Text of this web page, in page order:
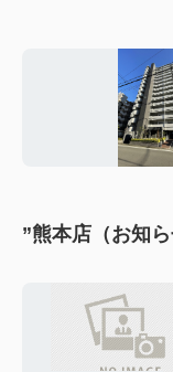
”熊本店（お知